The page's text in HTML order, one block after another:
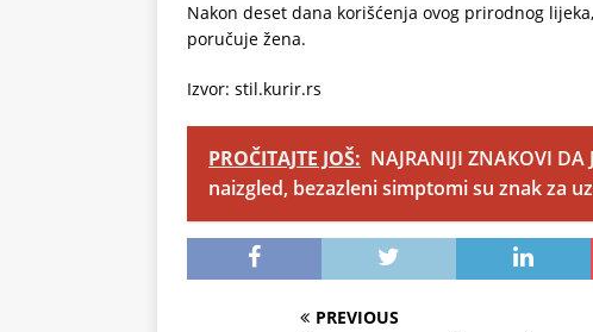
Nakon deset dana korišćenja ovog prirodnog
poručuje žena.
Izvor: stil.kurir.rs
PROČITAJTE JOŠ: NAJRANIJI ZNAKOVI DA
naizgled, bezazleni simptomi su znak za
PREVIOUS